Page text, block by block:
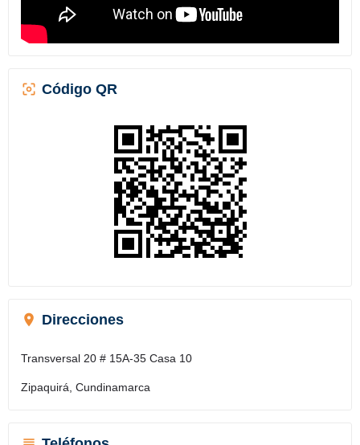
Código QR
Direcciones
Transversal 20 # 15A-35 Casa 10
Zipaquirá, Cundinamarca